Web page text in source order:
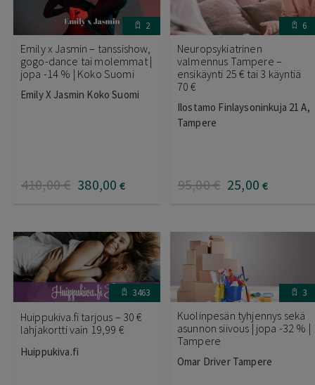
2
Emily x Jasmin – tanssishow,
gogo-dance tai molemmat |
jopa -14 % | Koko Suomi
Emily X Jasmin Koko Suomi
410,00€ 380,00 €
6
Neuropsykiatrinen
valmennus Tampere –
ensikäynti 25 € tai 3 käyntiä
70 €
Ilostamo Finlaysoninkuja 21 A,
Tampere
95,00€ 25,00 €
3463
Huippukiva.fi tarjous – 30 €
lahjakortti vain 19,99 €
Huippukiva.fi
3
Kuolinpesän tyhjennys sekä
asunnon siivous | jopa -32 % |
Tampere
Omar Driver Tampere